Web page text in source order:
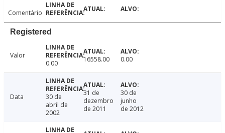
Comentário
Registered
Valor
0.00
16558.00 0.00
Data
30 de
abril de
2002
31 de
dezembro
de 2011
30 de
junho
de 2012